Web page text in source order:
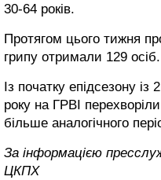
30-64 років.
Протягом цього тижня
грипу отримали 129 осіб.
Із початку епідсезону
року на ГРВІ
більше аналогічного
За інформацією
ЦКПХ